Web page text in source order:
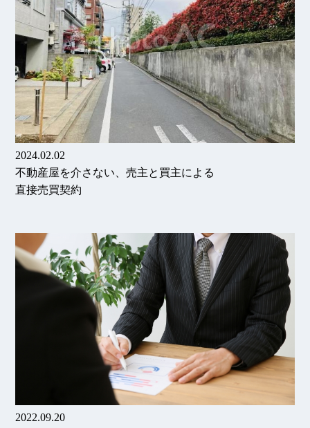
2024.02.02
不動産屋を介さない、売主と買主による
直接売買契約
2022.09.20